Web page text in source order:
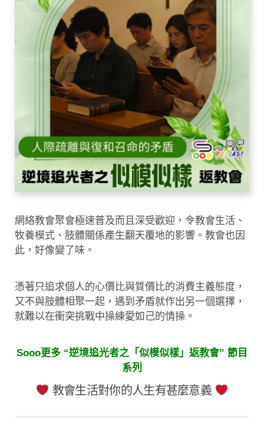
網絡教會聚會極速普及而且深受歡迎，令教會生活、
牧養模式、肢體關係產生翻天覆地的影響。教會也因
此，好像變了味。
憑著只追求個人的心價比與質價比的消費主義態度，
又不與肢體相聚一起，遇到矛盾就作出另一個選擇，
就難以在衝突挑戰中操練愛如己的情操。
Sooo更多 “逆境追光者之「似模似樣」返教會” 節目
系列
教會生活對你的人生有甚麼意義